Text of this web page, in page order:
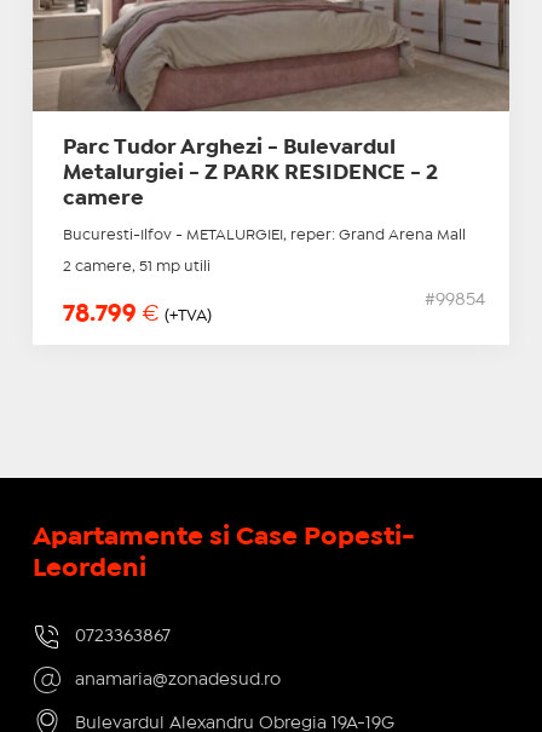
Parc Tudor Arghezi - Bulevardul
Metalurgiei - Z PARK RESIDENCE - 2
camere
Bucuresti-Ilfov - METALURGIEI, reper: Grand Arena Mall
2 camere, 51 mp utili
78.799 € (+TVA)
#99854
Apartamente si Case Popesti-
Leordeni
0723363867
anamaria@zonadesud.ro
Bulevardul Alexandru Obregia 19A-19G